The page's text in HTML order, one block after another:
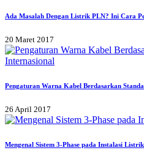
Ada Masalah Dengan Listrik PLN? Ini Cara
20 Maret 2017
Pengaturan Warna Kabel Berdasarkan
26 April 2017
Mengenal Sistem 3-Phase pada Instalasi Listrik